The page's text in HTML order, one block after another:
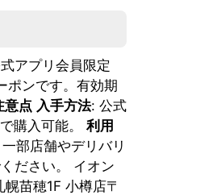
アプリ会員限定
ポンです。有効期
意点 入手方法: 公式
購入可能。 利用
部店舗やデリバリ
ださい。 イオン
苗穂1F 小樽店〒